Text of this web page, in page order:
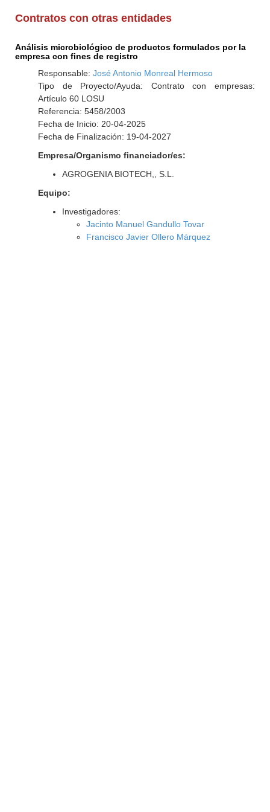
Contratos con otras entidades
Análisis microbiológico de productos formulados por la
empresa con fines de registro
Responsable: José Antonio Monreal Hermoso
Tipo de Proyecto/Ayuda: Contrato con empresas:
Artículo 60 LOSU
Referencia: 5458/2003
Fecha de Inicio: 20-04-2025
Fecha de Finalización: 19-04-2027
Empresa/Organismo financiador/es:
AGROGENIA BIOTECH,, S.L.
Equipo:
Investigadores:
Jacinto Manuel Gandullo Tovar
Francisco Javier Ollero Márquez